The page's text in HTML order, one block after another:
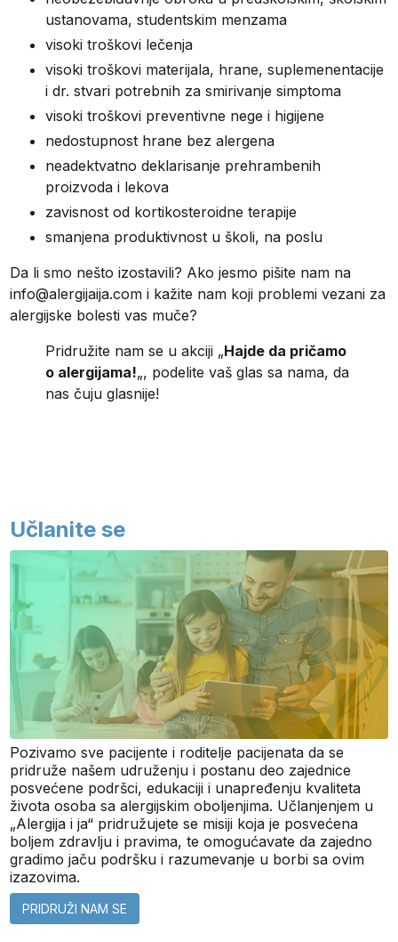
ustanovama, studentskim menzama
visoki troškovi lečenja
visoki troškovi materijala, hrane, suplemenentacije
i dr. stvari potrebnih za smirivanje simptoma
visoki troškovi preventivne nege i higijene
nedostupnost hrane bez alergena
neadektvatno deklarisanje prehrambenih
proizvoda i lekova
zavisnost od kortikosteroidne terapije
smanjena produktivnost u školi, na poslu
Da li smo nešto izostavili? Ako jesmo pišite nam na
info@alergijaija.com i kažite nam koji problemi vezani za
alergijske bolesti vas muče?
Pridružite nam se u akciji „Hajde da pričamo
o alergijama!„, podelite vaš glas sa nama, da
nas čuju glasnije!
Učlanite se
Pozivamo sve pacijente i roditelje pacijenata da se
pridruže našem udruženju i postanu deo zajednice
posvećene podršci, edukaciji i unapređenju kvaliteta
života osoba sa alergijskim oboljenjima. Učlanjenjem u
„Alergija i ja“ pridružujete se misiji koja je posvećena
boljem zdravlju i pravima, te omogućavate da zajedno
gradimo jaču podršku i razumevanje u borbi sa ovim
izazovima.
PRIDRUŽI NAM SE